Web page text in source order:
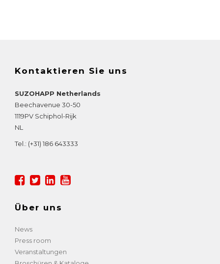
Kontaktieren Sie uns
SUZOHAPP Netherlands
Beechavenue 30-50
1119PV Schiphol-Rijk
NL
Tel.: (+31) 186 643333
Über uns
News
Press room
Veranstaltungen